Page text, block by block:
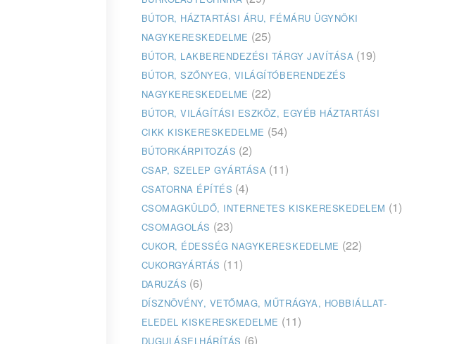
BÚTOR, HÁZTARTÁSI ÁRU, FÉMÁRU ÜGYNÖKI
NAGYKERESKEDELME (25)
BÚTOR, LAKBERENDEZÉSI TÁRGY JAVÍTÁSA (19)
BÚTOR, SZŐNYEG, VILÁGÍTÓBERENDEZÉS
NAGYKERESKEDELME (22)
BÚTOR, VILÁGÍTÁSI ESZKÖZ, EGYÉB HÁZTARTÁSI
CIKK KISKERESKEDELME (54)
BÚTORKÁRPITOZÁS (2)
CSAP, SZELEP GYÁRTÁSA (11)
CSATORNA ÉPÍTÉS (4)
CSOMAGKÜLDŐ, INTERNETES KISKERESKEDELEM (1)
CSOMAGOLÁS (23)
CUKOR, ÉDESSÉG NAGYKERESKEDELME (22)
CUKORGYÁRTÁS (11)
DARUZÁS (6)
DÍSZNÖVÉNY, VETŐMAG, MŰTRÁGYA, HOBBIÁLLAT-
ELEDEL KISKERESKEDELME (11)
DUGULÁSELHÁRÍTÁS (6)